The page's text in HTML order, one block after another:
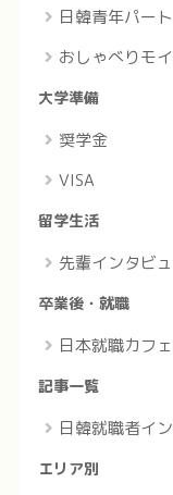
日韓青年パー
おしゃべりモ
大学準備
奨学金
VISA
留学生活
先輩インタビ
卒業後・就職
日本就職カフェ
記事一覧
日韓就職者イ
エリア別